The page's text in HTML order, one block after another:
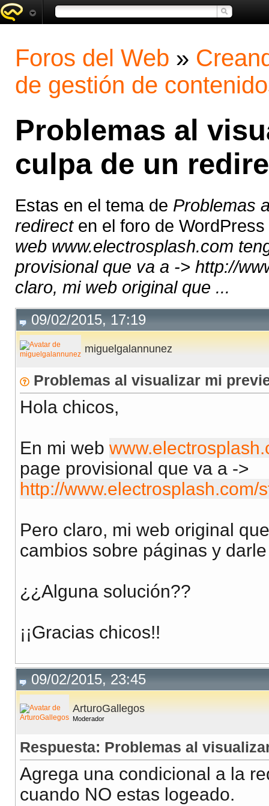
Foros del Web »
de gestión de
Problemas al
culpa de un
Estas en el tema de Problemas
redirecten el foro de
web www.electrosplash.com
provisional que va a -> http://
claro, mi web original que ...
09/02/2015, 17:19
miguelgalannunez
Problemas al visualizar mi
Hola chicos,
En mi web
page provisional que va a ->
http://www.electrosplash.com/
Pero claro, mi web original
cambios sobre páginas y
¿¿Alguna solución??
¡¡Gracias chicos!!
09/02/2015, 23:45
ArturoGallegos
Moderador
Respuesta: Problemas al
Agrega una condicional a la
cuando NO estas logeado.